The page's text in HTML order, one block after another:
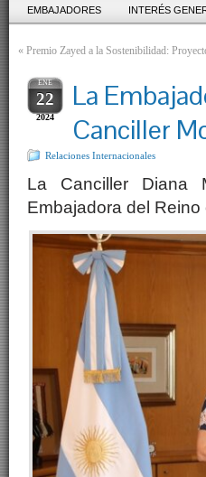
EMBAJADORES INTERÉS
« Premio Zayed a la Sostenibilidad:
ENE
22
2024
La
Canciller
Relaciones Internacionales
La Canciller Diana
Embajadora del